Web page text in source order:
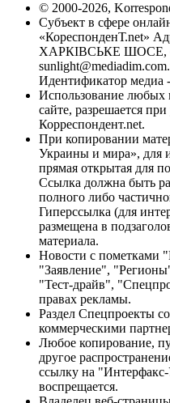
© 2000-2026,
Субъект в сфере
«КореспонденТ.net»
ХАРКІВСЬКЕ ШОСЕ,
Идентификатор медиа
Использование любых
сайте, разрешается
Корреспондент.net.
При копировании
Украины и мира», для
прямая открытая для
Ссылка должна быть
полного либо
Гиперссылка (для
размещена в
материала.
Новости с пометками
"Заявление",
"Тест-драйв",
правах рекламы.
Раздел Спецпроекты
коммерческими
Любое копирование,
другое
ссылку на
воспрещается.